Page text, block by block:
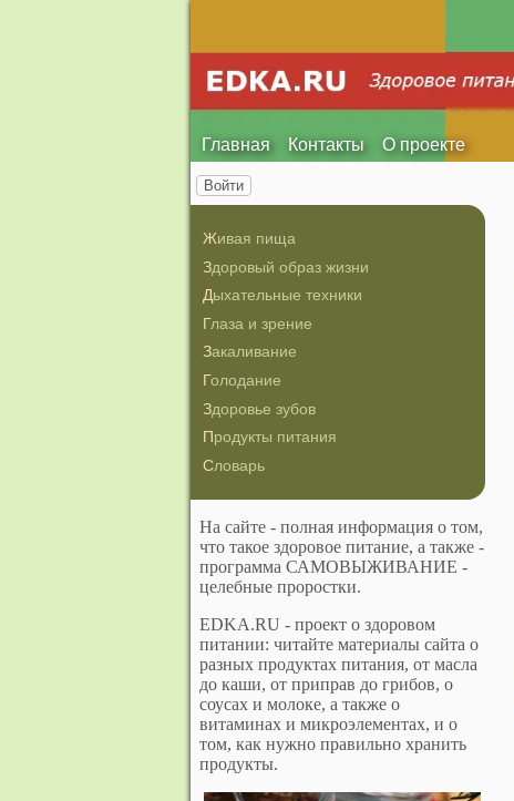
Главная Контакты О проекте
Войти
Живая пища
Здоровый образ жизни
Дыхательные техники
Глаза и зрение
Закаливание
Голодание
Здоровье зубов
Продукты питания
Словарь
На сайте - полная информация о том,
что такое здоровое питание, а также -
программа САМОВЫЖИВАНИЕ -
целебные проростки.
EDKA.RU - проект о здоровом
питании: читайте материалы сайта о
разных продуктах питания, от масла
до каши, от приправ до грибов, о
соусах и молоке, а также о
витаминах и микроэлементах, и о
том, как нужно правильно хранить
продукты.